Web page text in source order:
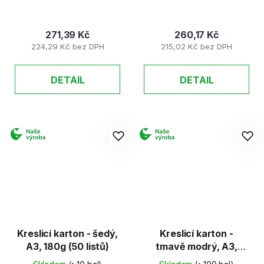
224,29 Kč bez DPH
271,39 Kč
DETAIL
215,02 Kč bez DPH
260,17 Kč
DETAIL
Kreslicí karton - šedý,
A3, 180g (50 listů)
Kreslicí karton -
tmavě modrý, A3,
180g (50 listů)